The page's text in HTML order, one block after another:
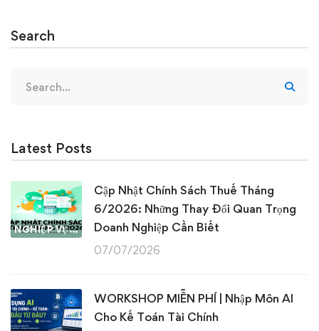
Search
for:
Latest Posts
NGHIỆP VỤ KẾ TOÁN & THUẾ
Cập Nhật Chính Sách Thuế Tháng
6/2026: Những Thay Đổi Quan Trọng
Doanh Nghiệp Cần Biết
07/07/2026
WORKSHOP MIỄN PHÍ | Nhập Môn AI
Cho Kế Toán Tài Chính